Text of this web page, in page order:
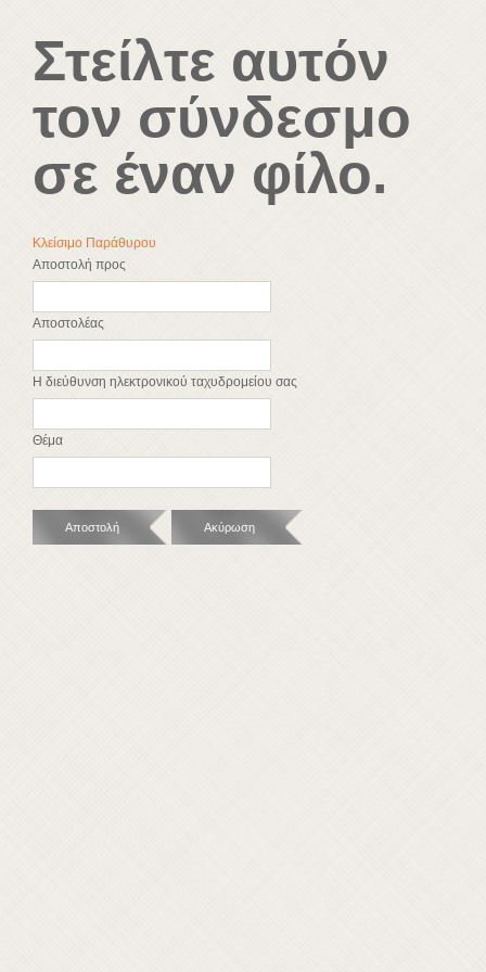
Στείλτε αυτόν
τον σύνδεσμο
σε έναν φίλο.
Κλείσιμο Παράθυρου
Αποστολή προς
Αποστολέας
Η διεύθυνση ηλεκτρονικού ταχυδρομείου σας
Θέμα
Αποστολή Ακύρωση